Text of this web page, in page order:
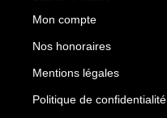
Mon compte
Nos honoraires
Mentions légales
Politique de confidentialité